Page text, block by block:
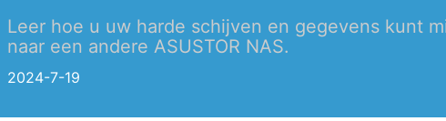
Leer hoe u uw harde schijven en gegevens kunt
naar een andere ASUSTOR NAS.
2024-7-19